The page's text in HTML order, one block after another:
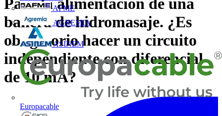
AFME
AGREMIA
ASINEM
Europacable
bañera de hidromasaje. ¿Es
obligatorio hacer un circuito
independiente con diferencial
de 10 mA?